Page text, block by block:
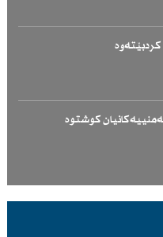
كردبێتەوە
كوشتوە